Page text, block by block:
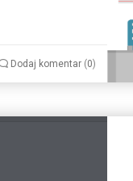
Dodaj komentar (0)